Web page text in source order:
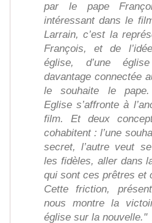
par le pape
intéressant dans le
Larrain, c’est la
François, et de
église, d’une
davantage connectée
le souhaite le
Eglise s’affronte à
film. Et deux
cohabitent : l’une
secret, l’autre veut
les fidèles, aller dans
qui sont ces prêtres et
Cette friction,
nous montre la
église sur la nouvelle."